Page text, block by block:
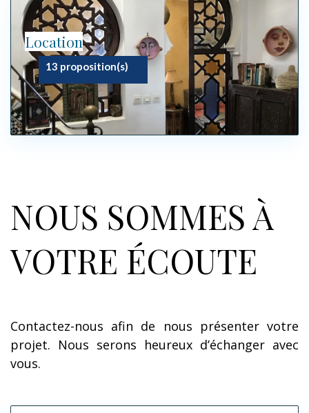
Location
13 proposition(s)
NOUS SOMMES À
VOTRE ÉCOUTE
Contactez-nous afin de nous présenter votre
projet. Nous serons heureux d’échanger avec
vous.